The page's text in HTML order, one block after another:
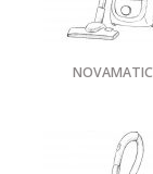
NOVAMATIC